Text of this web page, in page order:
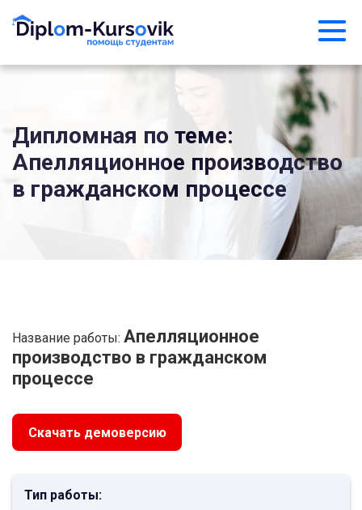
Дипломная по теме:
Апелляционное производство
в гражданском процессе
Название работы: Апелляционное
производство в гражданском
процессе
Скачать демоверсию
Тип работы: